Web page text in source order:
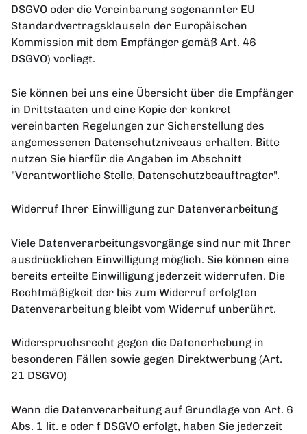
DSGVO oder die Vereinbarung sogenannter EU
Standardvertragsklauseln der Europäischen
Kommission mit dem Empfänger gemäß Art. 46
DSGVO) vorliegt.
Sie können bei uns eine Übersicht über die Empfänger
in Drittstaaten und eine Kopie der konkret
vereinbarten Regelungen zur Sicherstellung des
angemessenen Datenschutzniveaus erhalten. Bitte
nutzen Sie hierfür die Angaben im Abschnitt
"Verantwortliche Stelle, Datenschutzbeauftragter".
Widerruf Ihrer Einwilligung zur Datenverarbeitung
Viele Datenverarbeitungsvorgänge sind nur mit Ihrer
ausdrücklichen Einwilligung möglich. Sie können eine
bereits erteilte Einwilligung jederzeit widerrufen. Die
Rechtmäßigkeit der bis zum Widerruf erfolgten
Datenverarbeitung bleibt vom Widerruf unberührt.
Widerspruchsrecht gegen die Datenerhebung in
besonderen Fällen sowie gegen Direktwerbung (Art.
21 DSGVO)
Wenn die Datenverarbeitung auf Grundlage von Art. 6
Abs. 1 lit. e oder f DSGVO erfolgt, haben Sie jederzeit